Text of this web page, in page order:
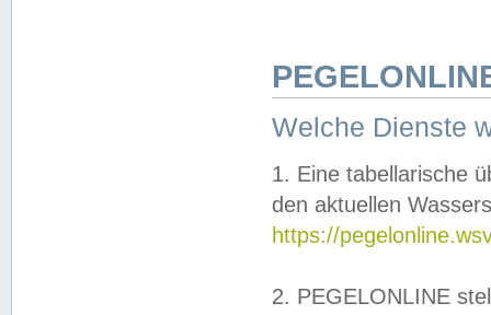
Welche Dienste
1. Eine tabellarische
den aktuellen
https://
2. PEGELONLINE